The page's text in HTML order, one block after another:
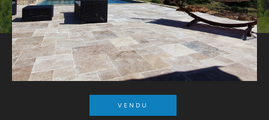
VENDU